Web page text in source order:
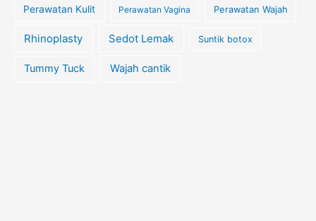
Perawatan Kulit Perawatan Vagina Perawatan Wajah
Rhinoplasty Sedot Lemak Suntik botox
Tummy Tuck Wajah cantik